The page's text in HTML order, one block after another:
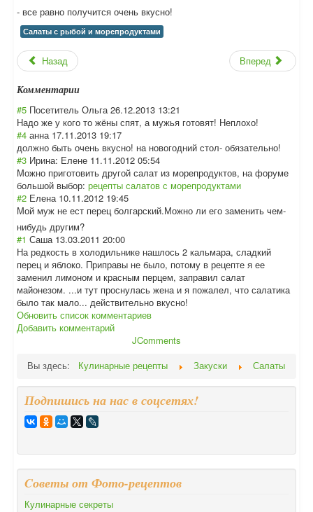
- все равно получится очень вкусно!
Салаты с рыбой и морепродуктами
Назад Вперед
Комментарии
#5 Посетитель Ольга 26.12.2013 13:21
Надо же у кого то жёны спят, а мужья готовят! Неплохо!
#4 анна 17.11.2013 19:17
должно быть очень вкусно! на новогодний стол- обязательно!
#3 Ирина: Елене 11.11.2012 05:54
Можно приготовить другой салат из морепродуктов, на форуме
большой выбор: рецепты салатов с морепродуктами
#2 Елена 10.11.2012 19:45
Мой муж не ест перец болгарский.Можно ли его заменить чем-
нибудь другим?
#1 Саша 13.03.2011 20:00
На редкость в холодильнике нашлось 2 кальмара, сладкий
перец и яблоко. Приправы не было, потому в рецепте я ее
заменил лимоном и красным перцем, заправил салат
майонезом. ...и тут проснулась жена и я пожалел, что салатика
было так мало... действительно вкусно!
Обновить список комментариев
Добавить комментарий
JComments
Вы здесь:
Кулинарные рецепты Закуски Салаты
Подпишись на нас в соцсетях!
Cоветы от Фото-рецептов
Кулинарные секреты